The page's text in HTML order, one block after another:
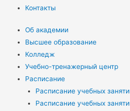
Контакты
Об академии
Высшее образование
Колледж
Учебно-тренажерный центр
Расписание
Расписание учебных
Расписание учебных